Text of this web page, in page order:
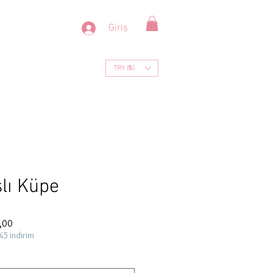
Giriş
TRY (₺)
Küpe
Fiyat
indirim